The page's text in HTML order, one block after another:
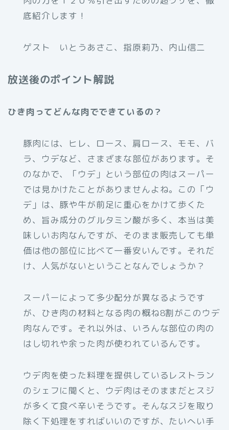
底紹介します！
ゲスト いとうあさこ、指原莉乃、内山信二
放送後のポイント解説
ひき肉ってどんな肉でできているの？
豚肉には、ヒレ、ロース、肩ロース、モモ、バ
ラ、ウデなど、さまざまな部位があります。そ
のなかで、「ウデ」という部位の肉はスーパー
では見かけたことがありませんよね。この「ウ
デ」は、豚や牛が前足に重心をかけて歩くた
め、旨み成分のグルタミン酸が多く、本当は美
味しいお肉なんですが、そのまま販売しても単
価は他の部位に比べて一番安いんです。それだ
け、人気がないということなんでしょうか？
スーパーによって多少配分が異なるようです
が、ひき肉の材料となる肉の概ね8割がこのウデ
肉なんです。それ以外は、いろんな部位の肉の
はし切れや余った肉が使われているんです。
ウデ肉を使った料理を提供しているレストラン
のシェフに聞くと、ウデ肉はそのままだとスジ
が多くて食べ辛いそうです。そんなスジを取り
除く下処理をすればいいのですが、たいへい手